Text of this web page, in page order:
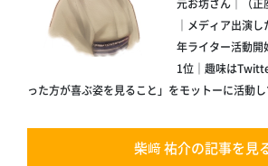
元お坊さん｜（
｜メディア出演
年ライター活動開
1位｜趣味は
った方が喜ぶ姿を見ること」をモットーに活動し
柴﨑 祐介の記事を見